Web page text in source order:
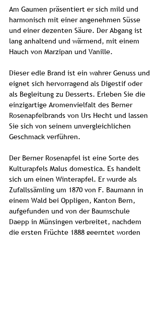
Am Gaumen präsentiert er sich mild und
harmonisch mit einer angenehmen Süsse
und einer dezenten Säure. Der Abgang ist
lang anhaltend und wärmend, mit einem
Hauch von Marzipan und Vanille.
Dieser edle Brand ist ein wahrer Genuss und
eignet sich hervorragend als Digestif oder
als Begleitung zu Desserts. Erleben Sie die
einzigartige Aromenvielfalt des Berner
Rosenapfelbrands von Urs Hecht und lassen
Sie sich von seinem unvergleichlichen
Geschmack verführen.
Der Berner Rosenapfel ist eine Sorte des
Kulturapfels Malus domestica. Es handelt
sich um einen Winterapfel. Er wurde als
Zufallssämling um 1870 von F. Baumann in
einem Wald bei Oppligen, Kanton Bern,
aufgefunden und von der Baumschule
Daepp in Münsingen verbreitet, nachdem
die ersten Früchte 1888 geerntet worden